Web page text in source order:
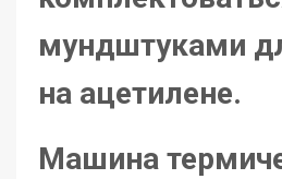
мундштуками
на ацетилене.
Машина